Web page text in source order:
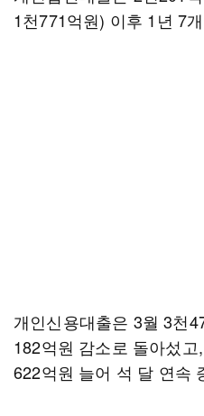
1천771억원) 이후 1년 7
개인신용대출은 3월 3천
182억원 감소로 돌아섰
622억원 늘어 석 달 연속